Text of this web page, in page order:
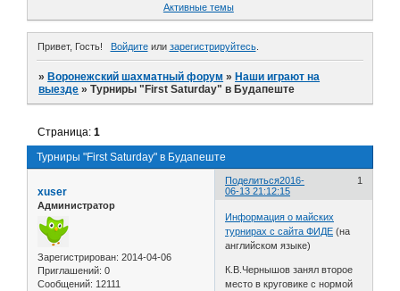
Активные темы
Привет, Гость! Войдитеили зарегистрируйтесь.
»Воронежский шахматный форум »Наши играют на
выезде »Турниры "First Saturday" в Будапеште
Турниры "First Saturday" в Будапеште
Страница:1
Поделиться 1
2016-
06-13 21:12:15
xuser
Администратор
Зарегистрирован: 2014-04-06
Приглашений: 0
Сообщений: 12111
Информация о майских
турнирах с сайта ФИДЕ (на
английском языке)
К.В.Чернышов занял второе
место в круговике с нормой